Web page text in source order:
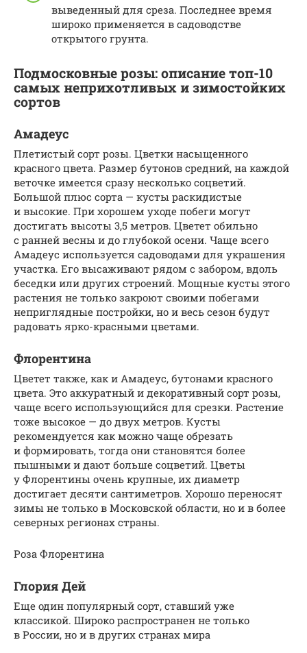
выведенный для среза. Последнее время
широко применяется в садоводстве
открытого грунта.
Подмосковные розы: описание топ-10
самых неприхотливых и зимостойких
сортов
Амадеус
Плетистый сорт розы. Цветки насыщенного
красного цвета. Размер бутонов средний, на каждой
веточке имеется сразу несколько соцветий.
Большой плюс сорта — кусты раскидистые
и высокие. При хорошем уходе побеги могут
достигать высоты 3,5 метров. Цветет обильно
с ранней весны и до глубокой осени. Чаще всего
Амадеус используется садоводами для украшения
участка. Его высаживают рядом с забором, вдоль
беседки или других строений. Мощные кусты этого
растения не только закроют своими побегами
неприглядные постройки, но и весь сезон будут
радовать ярко-красными цветами.
Флорентина
Цветет также, как и Амадеус, бутонами красного
цвета. Это аккуратный и декоративный сорт розы,
чаще всего использующийся для срезки. Растение
тоже высокое — до двух метров. Кусты
рекомендуется как можно чаще обрезать
и формировать, тогда они становятся более
пышными и дают больше соцветий. Цветы
у Флорентины очень крупные, их диаметр
достигает десяти сантиметров. Хорошо переносят
зимы не только в Московской области, но и в более
северных регионах страны.
Роза Флорентина
Глория Дей
Еще один популярный сорт, ставший уже
классикой. Широко распространен не только
в России, но и в других странах мира